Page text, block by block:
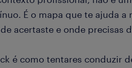
É o mapa que te ajuda a
acertaste e onde precisas
é como tentares conduzir